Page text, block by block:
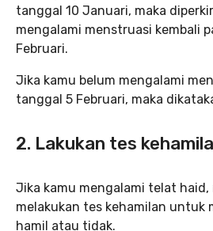
tanggal 10 Januari, maka
mengalami menstruasi kembali
Februari.
Jika kamu belum mengalami
tanggal 5 Februari, maka
2. Lakukan tes
Jika kamu mengalami telat haid,
melakukan tes kehamilan untuk
hamil atau tidak.